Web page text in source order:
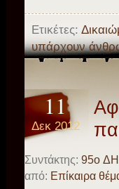
Ετικέτες:
υπάρχουν
11
Δεκ 2012
Συντάκτης: 95o
από: Επίκαιρα